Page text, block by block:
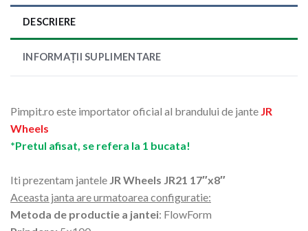
DESCRIERE
INFORMAȚII SUPLIMENTARE
Pimpit.ro este importator oficial al brandului de jante JR
Wheels
*Pretul afisat, se refera la 1 bucata!
Iti prezentam jantele JR Wheels JR21 17″x8″
Aceasta janta are urmatoarea configuratie:
Metoda de productie a jantei: FlowForm